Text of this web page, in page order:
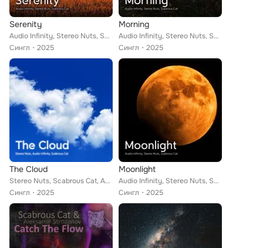
Serenity
Audio Infinity, Stereo Nuts, Scabrous Cat
Сингл
2025
Morning
Audio Infinity, Stereo Nuts, Scabrous Cat
Сингл
2025
The Cloud
Stereo Nuts, Scabrous Cat, Audio Infinity
Сингл
2025
Moonlight
Audio Infinity, Stereo Nuts, Scabrous Cat
Сингл
2025